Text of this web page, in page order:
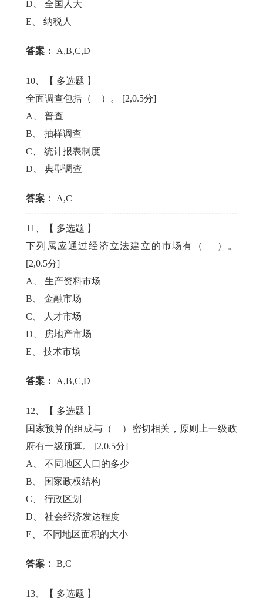
D 、全国人大
E 、纳税人
答案： A,B,C,D
10 、【 多选题 】
全面调查包括（ ）。 [2,0.5分]
A
、普查
B 、抽样调查
C 、统计报表制度
D 、典型调查
答案： A,C
11 、【 多选题 】
下列属应通过经济立法建立的市场有（ ）。
[2,0.5分]
A
、生产资料市场
B 、金融市场
C
人才市场
D
房地产市场
E 、技术市场
答案： A,B,C,D
12 、【 多选题 】
国家预算的组成与（ ）密切相关，原则上一级政
府有一级预算。 [2,0.5分]
A
、不同地区人口的多少
B
国家政权结构
C 、行政区划
D 、社会经济发达程度
E 、不同地区面积的大小
答案： B,C
13 、【 多选题 】